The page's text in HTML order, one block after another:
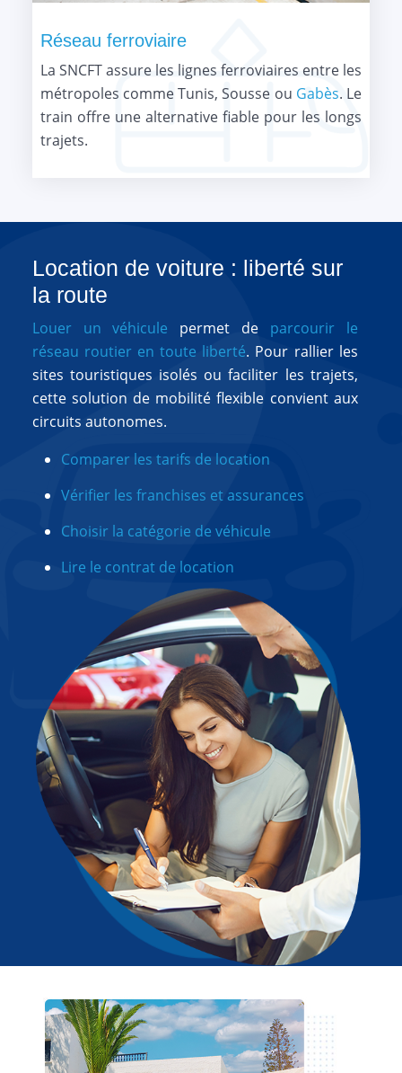
Réseau ferroviaire
La SNCFT assure les lignes ferroviaires entre les
métropoles comme Tunis, Sousse ou Gabès. Le
train offre une alternative fiable pour les longs
trajets.
Location de voiture : liberté sur
la route
Louer un véhicule permet de parcourir le
réseau routier en toute liberté. Pour rallier les
sites touristiques isolés ou faciliter les trajets,
cette solution de mobilité flexible convient aux
circuits autonomes.
Comparer les tarifs de location
Vérifier les franchises et assurances
Choisir la catégorie de véhicule
Lire le contrat de location